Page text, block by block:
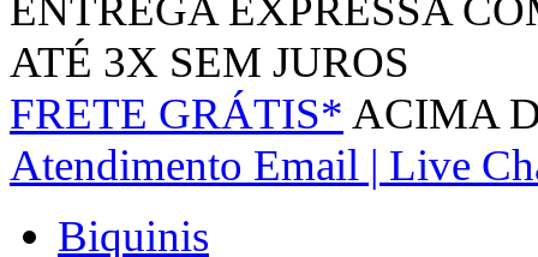
ENTREGA EXPRESSA
ATÉ 3X SEM JUROS
FRETE GRÁTIS* ACIMA
Atendimento Email | Live
Biquinis